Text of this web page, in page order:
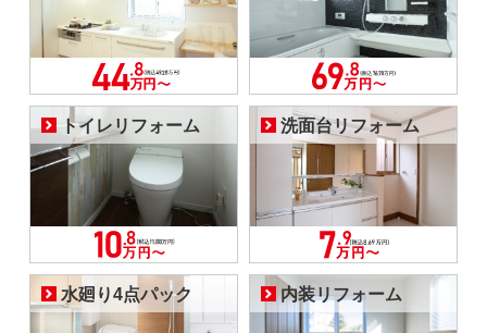
トイレリフォーム 洗面台リフォーム
水廻り4点パック 内装リフォーム